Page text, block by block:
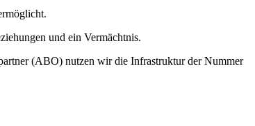
und ein Vermächtnis.
(ABO) nutzen wir die Infrastruktur der Nummer